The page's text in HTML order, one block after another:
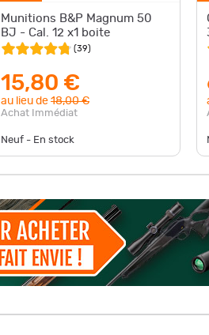
Munitions B&P Magnum 50
BJ - Cal. 12 x1 boite
(39)
15,80 €
au lieu de 18,00 €
Achat Immédiat
Neuf - En stock